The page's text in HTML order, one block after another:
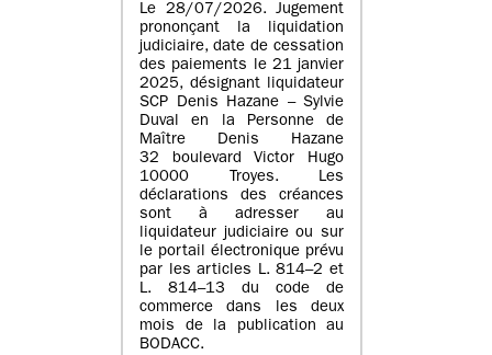
Le 28/07/2026. Jugement
prononçant la liquidation
judiciaire, date de cessation
des paiements le 21 janvier
2025, désignant liquidateur
SCP Denis Hazane – Sylvie
Duval en la Personne de
Maître Denis Hazane
32 boulevard Victor Hugo
10000 Troyes. Les
déclarations des créances
sont à adresser au
liquidateur judiciaire ou sur
le portail électronique prévu
par les articles L. 814–2 et
L. 814–13 du code de
commerce dans les deux
mois de la publication au
BODACC.